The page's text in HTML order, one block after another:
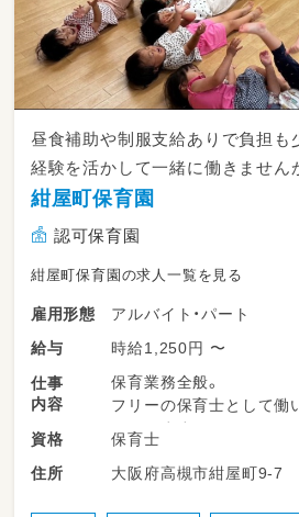
昼食補助や制服支給ありで負担
経験を活かして一緒に働きません
紺屋町保育園
認可保育園
紺屋町保育園の求人一覧を見る
雇用形態
アルバイト・パート
給与
時給1,250円 〜
仕事
内容
保育業務全般。
フリーの保育士として働
しています｡
「園児が明日も笑って行
トーに、一緒に園づくり
資格
保育士
住所
大阪府高槻市紺屋町9-7